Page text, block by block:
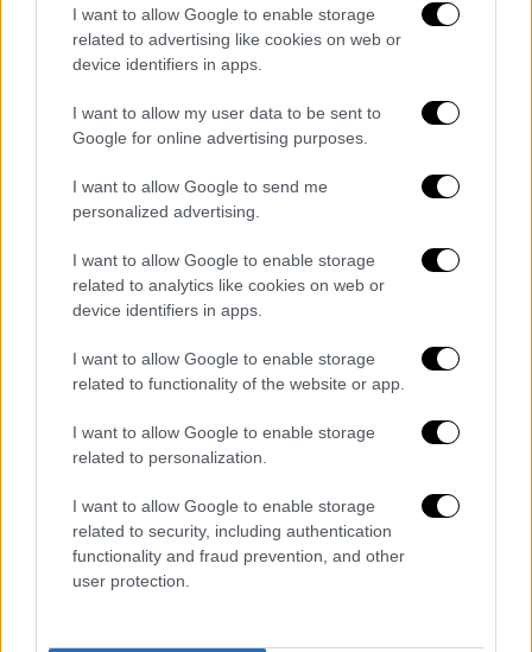
I want to allow Google to enable storage
related to advertising like cookies on web or
device identifiers in apps.
I want to allow my user data to be sent to
Google for online advertising purposes.
I want to allow Google to send me
personalized advertising.
I want to allow Google to enable storage
related to analytics like cookies on web or
device identifiers in apps.
I want to allow Google to enable storage
related to functionality of the website or app.
I want to allow Google to enable storage
related to personalization.
I want to allow Google to enable storage
related to security, including authentication
functionality and fraud prevention, and other
user protection.
Τα μηνύματα
μηνύματα που αντάλλαξαν μεταξύ τους η
Σοφία Πολυζωγοπούλου και η κόρη του
Απόστολου Λύτρα πριν την προφυλάκιση του
γνωστού ποινικολόγου.
Κόρη Λύτρα: Σοφία πρέπει να πάω να
πράγματα. Δεν προφυλακίστηκε.
Μπορώ;
Σοφία Πολυζωγοπούλου:Θα μιλήσουμε
λίγο αργότερα.
Πάρε με σύντομα. Δεν έχει
τίποτα και έχουμε θέμα.
Λίγο αργότερα ακολουθεί ο εξής διάλογος:
Κόρη Λύτρα:Πώς είσαι; Χρειάζεσαι κάτι
να σου φέρω; Ευχαριστώ πολύ και τους